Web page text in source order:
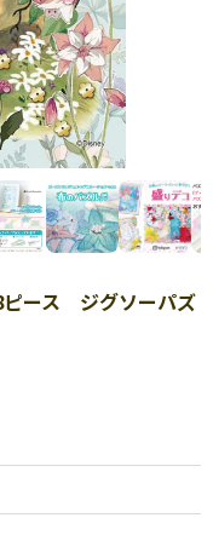
ース ジグソーパズ